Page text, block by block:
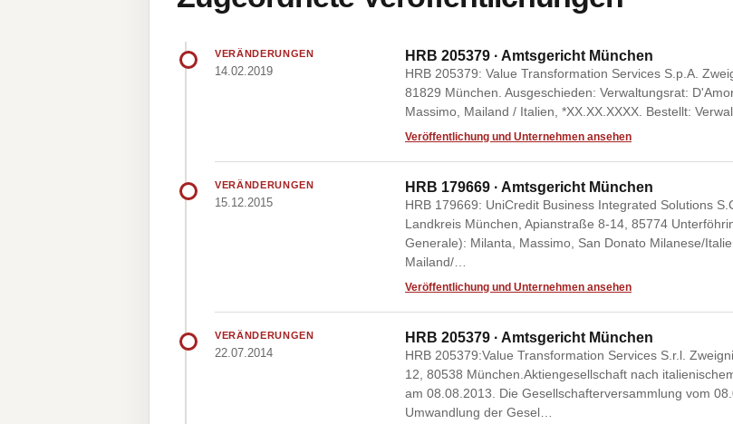
VERÄNDERUNGEN
14.02.2019
HRB 205379 · Amtsgericht München
HRB 205379: Value Transformation Services S.p.A.
81829 München. Ausgeschieden: Verwaltungsrat:
Massimo, Mailand / Italien, *XX.XX.XXXX. Bestellt:
Veröffentlichung und Unternehmen ansehen
VERÄNDERUNGEN
15.12.2015
HRB 179669 · Amtsgericht München
HRB 179669: UniCredit Business Integrated Solutions
Landkreis München, Apianstraße 8-14, 85774
Generale): Milanta, Massimo, San Donato Milanese/
Mailand/…
Veröffentlichung und Unternehmen ansehen
VERÄNDERUNGEN
22.07.2014
HRB 205379 · Amtsgericht München
HRB 205379:Value Transformation Services S.r.l.
12, 80538 München.Aktiengesellschaft nach
am 08.08.2013. Die Gesellschafterversammlung vom
Umwandlung der Gesel…